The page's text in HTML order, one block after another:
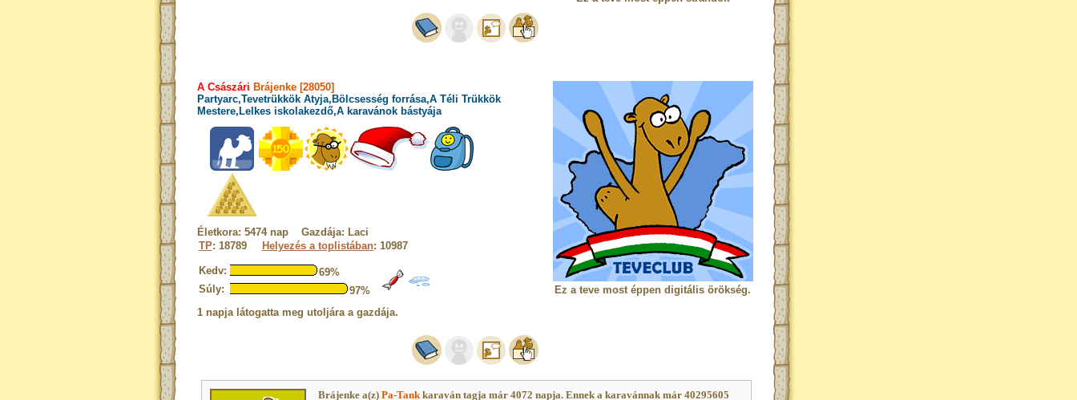
A Császári Brájenke [28050]
Partyarc,Tevetrükkök Atyja,Bölcsesség forrása,A Téli Trükkök
Mestere,Lelkes iskolakezdő,A karavánok bástyája
Életkora: 5474 nap Gazdája: Laci
TP: 18789 Helyezés a toplistában: 10987
Kedv:
69%
Súly:
97%
1 napja látogatta meg utoljára a gazdája.
Ez a teve most éppen digitális örökség.
Brájenke a(z) Pa-Tankkaraván tagja már 4072 napja. Ennek a karavánnak már 40295605